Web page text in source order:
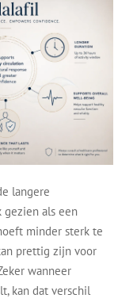
langere
gezien als een
minder sterk te
prettig zijn voor
wanneer
kan dat verschil